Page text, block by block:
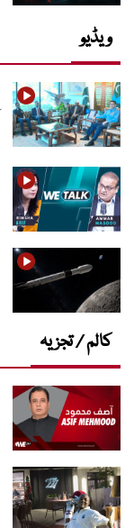
ویڈیو
کالم / تجزیہ